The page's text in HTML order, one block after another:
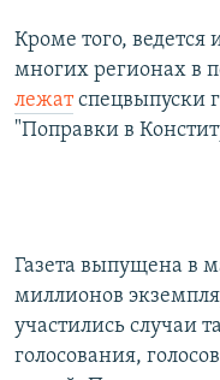
Кроме того, ведется
многих регионах в
лежатспецвыпуски
"Поправки в
Газета выпущена в
миллионов
участились случаи
голосования,